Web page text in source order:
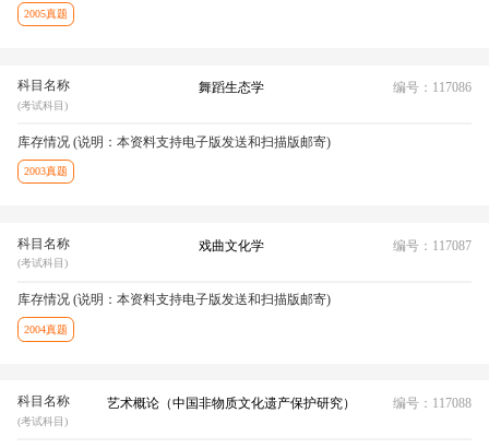
2005真题
科目名称
(考试科目)
舞蹈生态学 编号：117086
库存情况 (说明：本资料支持电子版发送和扫描版邮寄)
2003真题
科目名称
(考试科目)
戏曲文化学 编号：117087
库存情况 (说明：本资料支持电子版发送和扫描版邮寄)
2004真题
科目名称
(考试科目)
艺术概论（中国非物质文化遗产保护研究） 编号：117088